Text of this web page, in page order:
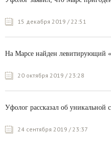
15 декабря 2019 / 22:51
На Марсе найден левитирующий
20 октября 2019 / 23:28
Уфолог рассказал об уникальной
24 сентября 2019 / 23:37